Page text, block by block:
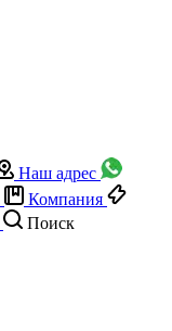
Наш адрес
Компания
Поиск